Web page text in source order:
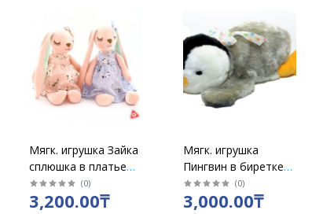
Мягк. игрушка Зайка
сплюшка в платье
43 см
(0)
3,200.00₸
Мягк. игрушка
Пингвин в биретке
28 см
(0)
3,000.00₸